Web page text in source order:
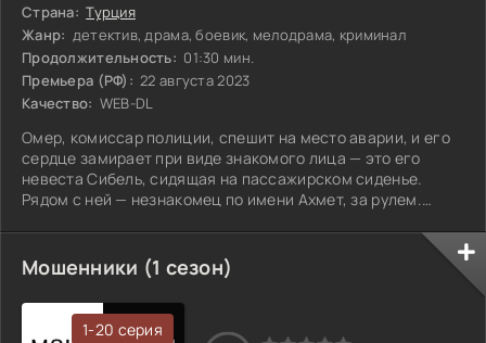
Страна: Турция
Жанр: детектив, драма, боевик, мелодрама, криминал
Продолжительность: 01:30 мин.
Премьера (РФ): 22 августа 2023
Качество: WEB-DL
Омер, комиссар полиции, спешит на место аварии, и его
сердце замирает при виде знакомого лица — это его
невеста Сибель, сидящая на пассажирском сиденье.
Рядом с ней — незнакомец по имени Ахмет, за рулем.
случай, и его интуиция подсказывает, что здесь кроется
нечто большее. Не в силах смириться с произошедшим,
он начинает собственное расследование, глубже
погружаясь в тайны, которые окружают его любимую и
этого загадочного мужчину. Каждый
Мошенники (1 сезон)
1-20 серия